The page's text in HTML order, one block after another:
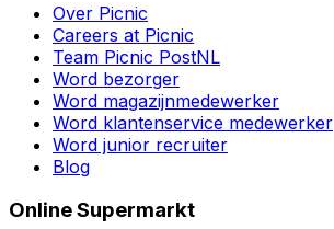
Over Picnic
Careers at Picnic
Team Picnic PostNL
Word bezorger
Word magazijnmedewerker
Word klantenservice medewerker
Word junior recruiter
Blog
Online Supermarkt